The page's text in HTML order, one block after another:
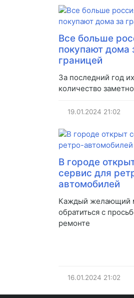
Все больше
покупают дома
границей
За последний год их
количество
19.01.2024 21:02
В городе
сервис для
автомобилей
Каждый желающий
обратиться с
ремонте
16.01.2024 21:02